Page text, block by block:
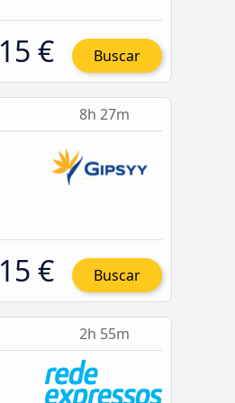
15 € Buscar
8h 27m
15 € Buscar
2h 55m